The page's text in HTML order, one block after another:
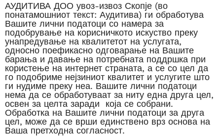
АУДИТИВА ДОО увоз-извоз Скопје (во
понатамошниот текст: Аудитива) ги обработува
Вашите лични податоци со намера за
подобрување на корисничкото искуство преку
унапредување на квалитетот на услугата,
односно поефикасно одговарање на Вашите
барања и давање на потребната поддршка при
користење на интернет страната, а се со цел да
го подобриме нејзиниот квалитет и услугите што
ги нудиме преку неа. Вашите лични податоци
нема да се обработуваат за ниту една друга цел,
освен за целта заради која се собрани.
Обработка на Вашите лични податоци за друга
цел, може да се врши единствено врз основа на
Ваша претходна согласност.